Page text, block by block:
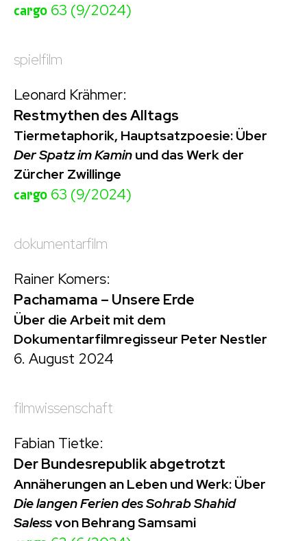
cargo 63 (9/2024)
spielfilm
Leonard Krähmer:
Restmythen des Alltags
Tiermetaphorik, Hauptsatzpoesie: Über
Der Spatz im Kaminund das Werk der
Zürcher Zwillinge
cargo 63 (9/2024)
dokumentarfilm
Rainer Komers:
Pachamama – Unsere Erde
Über die Arbeit mit dem
Dokumentarfilmregisseur Peter Nestler
6. August 2024
filmwissenschaft
Fabian Tietke:
Der Bundesrepublik abgetrotzt
Annäherungen an Leben und Werk: Über
Die langen Ferien des Sohrab Shahid
Salessvon Behrang Samsami